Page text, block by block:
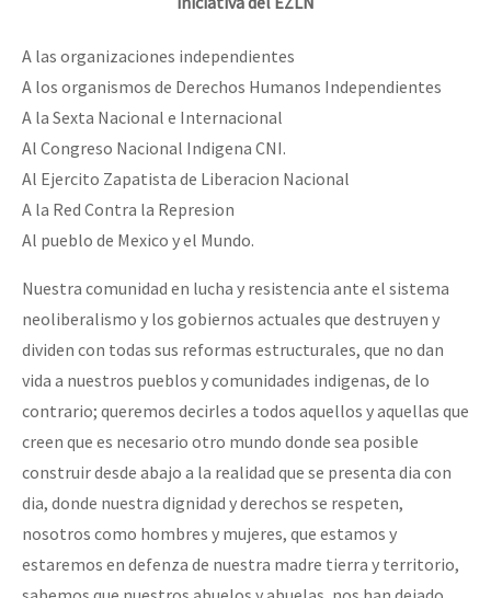
A las organizaciones independientes
A los organismos de Derechos Humanos Independientes
A la Sexta Nacional e Internacional
Al Congreso Nacional Indigena CNI.
Al Ejercito Zapatista de Liberacion Nacional
A la Red Contra la Represion
Al pueblo de Mexico y el Mundo.
Nuestra comunidad en lucha y resistencia ante el sistema
neoliberalismo y los gobiernos actuales que destruyen y
dividen con todas sus reformas estructurales, que no dan
vida a nuestros pueblos y comunidades indigenas, de lo
contrario; queremos decirles a todos aquellos y aquellas que
creen que es necesario otro mundo donde sea posible
construir desde abajo a la realidad que se presenta dia con
dia, donde nuestra dignidad y derechos se respeten,
nosotros como hombres y mujeres, que estamos y
estaremos en defenza de nuestra madre tierra y territorio,